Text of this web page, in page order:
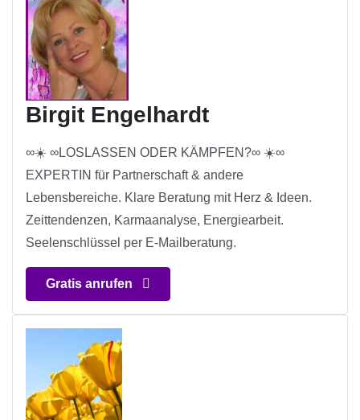
Birgit Engelhardt
∞☀️ ∞LOSLASSEN ODER KÄMPFEN?∞ ☀️∞
EXPERTIN für Partnerschaft & andere
Lebensbereiche. Klare Beratung mit Herz & Ideen.
Zeittendenzen, Karmaanalyse, Energiearbeit.
Seelenschlüssel per E-Mailberatung.
Gratis anrufen